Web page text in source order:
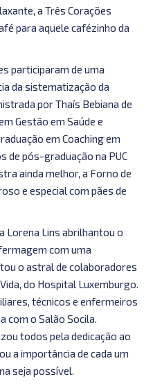
a Três Corações
para aquele cafézinho da
participaram de uma
da sistematização da
por Thaís Bebiana de
Gestão em Saúde e
em Coaching em
de pós-graduação na PUC
ainda melhor, a Forno de
e especial com pães de
Lorena Lins abrilhantou o
com uma
o astral de colaboradores
do Hospital Luxemburgo.
técnicos e enfermeiros
com o Salão Socila.
todos pela dedicação ao
a importância de cada um
seja possível.